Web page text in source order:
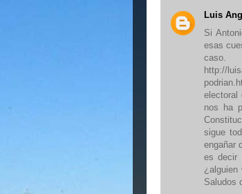
Luis
Si
esas
http://
electoral
nos ha
sigue
engañar
es decir
¿alguien
Saludos